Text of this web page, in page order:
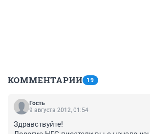
КОММЕНТАРИИ 19
Гость
9 августа 2012, 01:54
Здравствуйте!